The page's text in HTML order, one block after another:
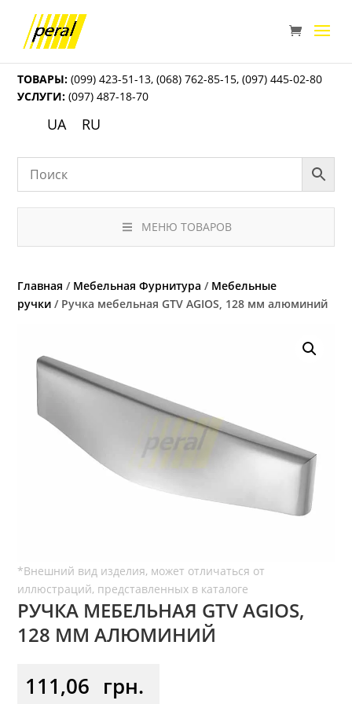
ТОВАРЫ: (099) 423-51-13,(068) 762-85-15,(097) 445-02-80
УСЛУГИ: (097) 487-18-70
UA RU
МЕНЮ ТОВАРОВ
Главная / Мебельная Фурнитура / Мебельные
ручки / Ручка мебельная GTV AGIOS, 128 мм алюминий
РУЧКА МЕБЕЛЬНАЯ GTV AGIOS,
128 ММ АЛЮМИНИЙ
111,06 грн.